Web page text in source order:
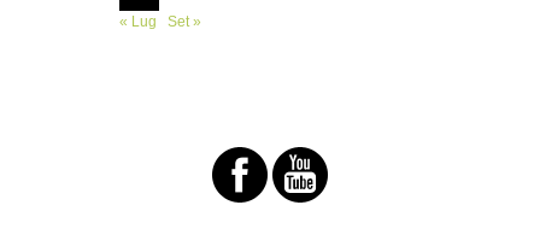
« Lug
Set »